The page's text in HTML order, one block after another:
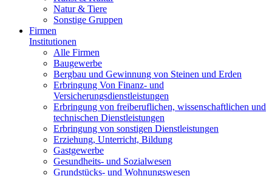
Natur & Tiere
Sonstige Gruppen
Firmen
Institutionen
Alle Firmen
Baugewerbe
Bergbau und Gewinnung von Steinen und Erden
Erbringung Von Finanz- und
Versicherungsdienstleistungen
Erbringung von freiberuflichen, wissenschaftlichen und
technischen Dienstleistungen
Erbringung von sonstigen Dienstleistungen
Erziehung, Unterricht, Bildung
Gastgewerbe
Gesundheits- und Sozialwesen
Grundstücks- und Wohnungswesen